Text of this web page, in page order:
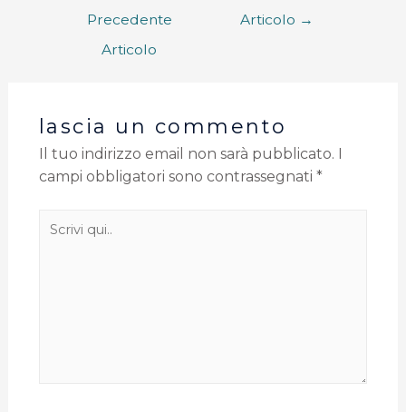
Precedente
Articolo
Articolo →
lascia un commento
Il tuo indirizzo email non sarà pubblicato.
campi obbligatori sono contrassegnati *